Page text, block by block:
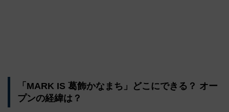
「MARK IS 葛飾かなまち」どこにできる？ オー
プンの経緯は？